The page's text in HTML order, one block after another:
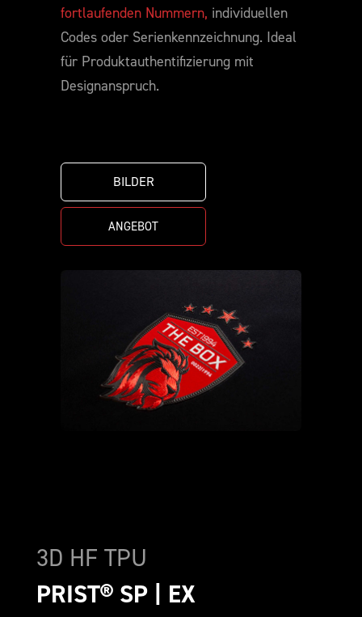
fortlaufenden Nummern, individuellen
Codes oder Serienkennzeichnung. Ideal
für Produktauthentifizierung mit
Designanspruch.
BILDER
ANGEBOT
3D HF TPU
PRIST® SP | EX